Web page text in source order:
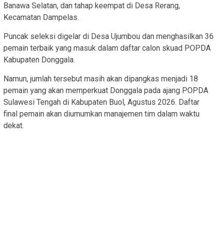
Banawa Selatan, dan tahap keempat di Desa Rerang,
Kecamatan Dampelas.
Puncak seleksi digelar di Desa Ujumbou dan menghasilkan 36
pemain terbaik yang masuk dalam daftar calon skuad POPDA
Kabupaten Donggala.
Namun, jumlah tersebut masih akan dipangkas menjadi 18
pemain yang akan memperkuat Donggala pada ajang POPDA
Sulawesi Tengah di Kabupaten Buol, Agustus 2026. Daftar
final pemain akan diumumkan manajemen tim dalam waktu
dekat.